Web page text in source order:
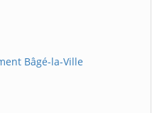
Bâgé-la-Ville